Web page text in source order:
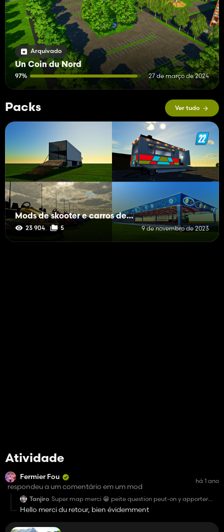
Arquivado
Un Coin du Nord
97% 27 de março de 2024
Packs Ver tudo
Mods de skooter e carros de choque
23 904 5 9 de novembro de 2023
Atividade
Fermier Fou
respondeu a um comentário em um mod
há 1 ano
Tanjiro Super map merci 😁 peite question peut-on y apporter
des modification à titre privé ??
Hello merci du retour, bien évidemment